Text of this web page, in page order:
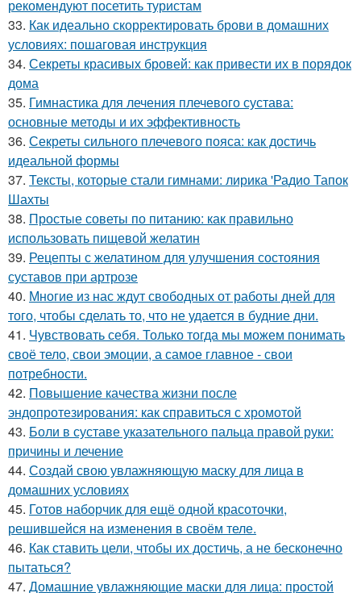
рекомендуют посетить туристам
33. Как идеально скорректировать брови в домашних
условиях: пошаговая инструкция
34. Секреты красивых бровей: как привести их в порядок
дома
35. Гимнастика для лечения плечевого сустава:
основные методы и их эффективность
36. Секреты сильного плечевого пояса: как достичь
идеальной формы
37. Тексты, которые стали гимнами: лирика 'Радио Тапок
Шахты
38. Простые советы по питанию: как правильно
использовать пищевой желатин
39. Рецепты с желатином для улучшения состояния
суставов при артрозе
40. Многие из нас ждут свободных от работы дней для
того, чтобы сделать то, что не удается в будние дни.
41. Чувствовать себя. Только тогда мы можем понимать
своё тело, свои эмоции, а самое главное - свои
потребности.
42. Повышение качества жизни после
эндопротезирования: как справиться с хромотой
43. Боли в суставе указательного пальца правой руки:
причины и лечение
44. Создай свою увлажняющую маску для лица в
домашних условиях
45. Готов наборчик для ещё одной красоточки,
решившейся на изменения в своём теле.
46. Как ставить цели, чтобы их достичь, а не бесконечно
пытаться?
47. Домашние увлажняющие маски для лица: простой